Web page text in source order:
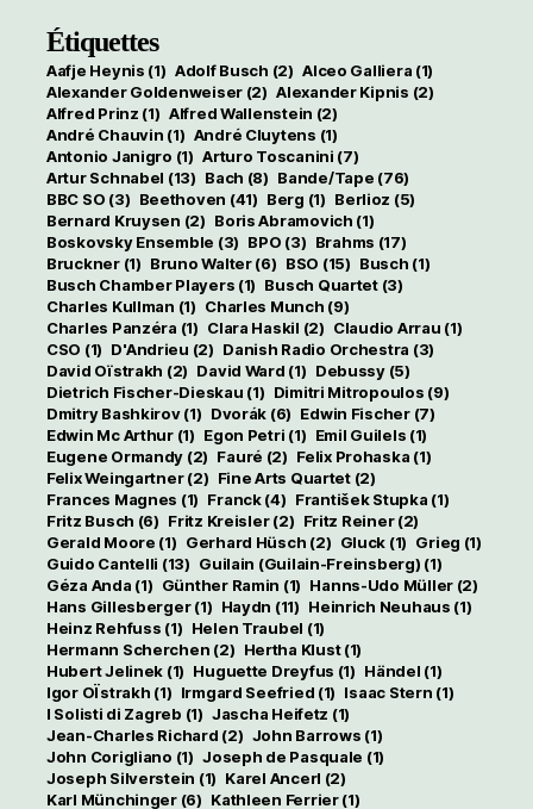
Étiquettes
Aafje Heynis (1) Adolf Busch (2) Alceo Galliera (1)
Alexander Goldenweiser (2) Alexander Kipnis (2)
Alfred Prinz (1) Alfred Wallenstein (2)
André Chauvin (1) André Cluytens (1)
Antonio Janigro (1) Arturo Toscanini (7)
Artur Schnabel (13) Bach (8) Bande/Tape (76)
BBC SO (3) Beethoven (41) Berg (1) Berlioz (5)
Bernard Kruysen (2) Boris Abramovich (1)
Boskovsky Ensemble (3) BPO (3) Brahms (17)
Bruckner(1) Bruno Walter(6) BSO (15) Busch (1)
Busch Chamber Players (1) Busch Quartet(3)
Charles Kullman (1) Charles Munch (9)
Charles Panzéra (1) Clara Haskil (2) Claudio Arrau (1)
CSO (1) D'Andrieu (2) Danish Radio Orchestra (3)
David Oïstrakh (2) David Ward (1) Debussy(5)
Dietrich Fischer-Dieskau (1) Dimitri Mitropoulos (9)
Dmitry Bashkirov(1) Dvorák (6) Edwin Fischer(7)
Edwin Mc Arthur(1) Egon Petri (1) Emil Guilels (1)
Eugene Ormandy (2) Fauré (2) Felix Prohaska (1)
Felix Weingartner(2) Fine Arts Quartet(2)
Frances Magnes (1) Franck(4) František Stupka (1)
Fritz Busch (6) Fritz Kreisler(2) Fritz Reiner(2)
Gerald Moore (1) Gerhard Hüsch (2) Gluck (1) Grieg (1)
Guido Cantelli (13) Guilain (Guilain-Freinsberg) (1)
Géza Anda (1) Günther Ramin (1) Hanns-Udo Müller (2)
Hans Gillesberger(1) Haydn (11) Heinrich Neuhaus (1)
Heinz Rehfuss (1) Helen Traubel (1)
Hermann Scherchen (2) Hertha Klust(1)
Hubert Jelinek (1) Huguette Dreyfus (1) Händel (1)
Igor OÏstrakh (1) Irmgard Seefried (1) Isaac Stern (1)
I Solisti di Zagreb (1) Jascha Heifetz (1)
Jean-Charles Richard (2) John Barrows (1)
John Corigliano (1) Joseph de Pasquale (1)
Joseph Silverstein (1) Karel Ancerl (2)
Karl Münchinger(6) Kathleen Ferrier(1)